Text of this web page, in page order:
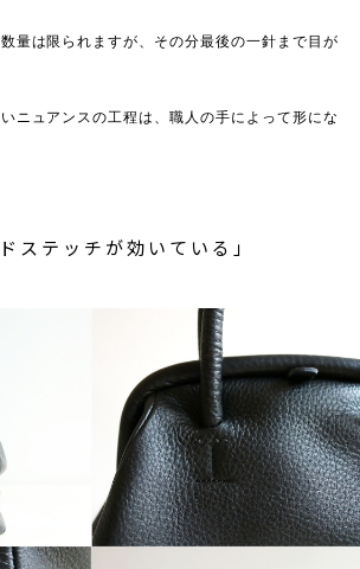
量は限られますが、その分最後の一針まで目が
ニュアンスの工程は、職人の手によって形にな
ステッチが効いている」